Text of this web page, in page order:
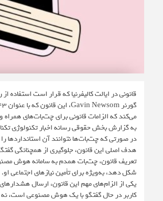
قانونی در ایالت کالیفرنیا که قرار است
می‌کند که الزامات قانونی برای چت‌بات‌های
به گزارش بخش حقوقی رسانه اخبار تکنولوژی
در صورتی که چت‌بات‌ها نتوانند آن استانداردها
هدف اصلی این قانون، جلوگیری از همچنانگی
تعریف قانون، چت‌بات همدم به سامانه هوش
شکل دهد، به‌ویژه برای تأمین نیازهای اجتماعی او.
کاربر در حال گفتگو با یک هوش مصنوعی است، نه